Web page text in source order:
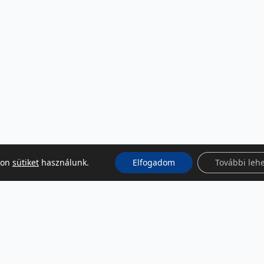
sütikethasználunk. Elfogadom További